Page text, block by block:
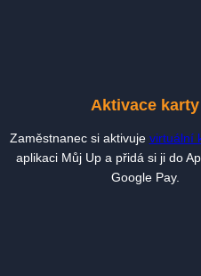
Aktivace karty
Zaměstnanec si aktivuje virtuální
aplikaci Můj Up a přidá si ji do
Google Pay.